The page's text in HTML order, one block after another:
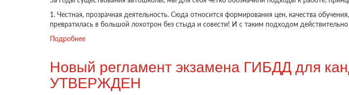
1. Честная, прозрачная деятельность. Сюда относится формирования цен, качества
превратилась в большой лохотрон без стыда и совести! И с таким подходом
Подробнее
Новый регламент экзамена ГИБДД для
УТВЕРЖДЕН